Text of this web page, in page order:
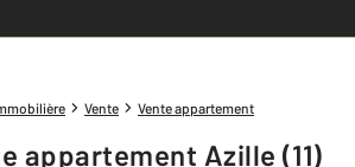
Vente Vente appartement
appartement Azille (11)